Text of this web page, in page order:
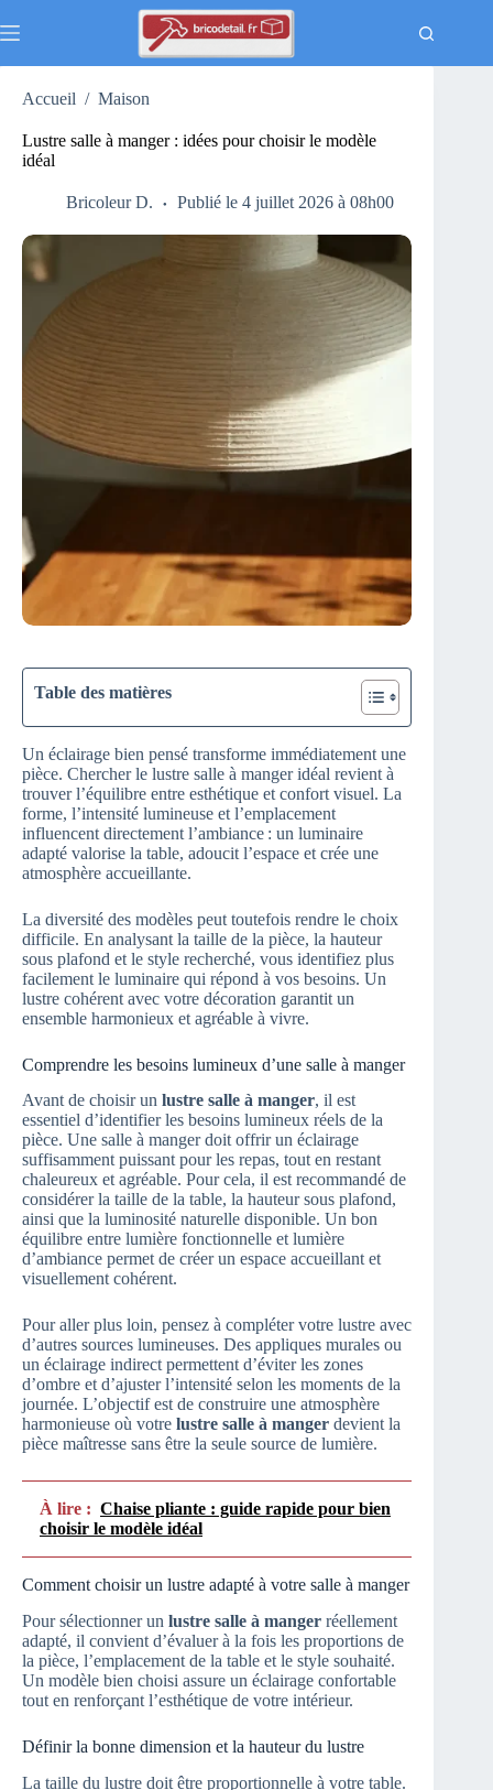
au
Accueil / Maison
Lustre salle à manger : idées pour choisir le modèle
idéal
Bricoleur D. Publié le 4 juillet 2026 à 08h00
Table des matières
Un éclairage bien pensé transforme immédiatement une
pièce. Chercher le lustre salle à manger idéal revient à
trouver l’équilibre entre esthétique et confort visuel. La
forme, l’intensité lumineuse et l’emplacement
influencent directement l’ambiance : un luminaire
adapté valorise la table, adoucit l’espace et crée une
atmosphère accueillante.
La diversité des modèles peut toutefois rendre le choix
difficile. En analysant la taille de la pièce, la hauteur
sous plafond et le style recherché, vous identifiez plus
facilement le luminaire qui répond à vos besoins. Un
lustre cohérent avec votre décoration garantit un
ensemble harmonieux et agréable à vivre.
Comprendre les besoins lumineux d’une salle à manger
Avant de choisir un lustre salle à manger, il est
essentiel d’identifier les besoins lumineux réels de la
pièce. Une salle à manger doit offrir un éclairage
suffisamment puissant pour les repas, tout en restant
chaleureux et agréable. Pour cela, il est recommandé de
considérer la taille de la table, la hauteur sous plafond,
ainsi que la luminosité naturelle disponible. Un bon
équilibre entre lumière fonctionnelle et lumière
d’ambiance permet de créer un espace accueillant et
visuellement cohérent.
Pour aller plus loin, pensez à compléter votre lustre avec
d’autres sources lumineuses. Des appliques murales ou
un éclairage indirect permettent d’éviter les zones
d’ombre et d’ajuster l’intensité selon les moments de la
journée. L’objectif est de construire une atmosphère
harmonieuse où votre lustre salle à manger devient la
pièce maîtresse sans être la seule source de lumière.
À lire : Chaise pliante : guide rapide pour bien
choisir le modèle idéal
Comment choisir un lustre adapté à votre salle à manger
Pour sélectionner un lustre salle à manger réellement
adapté, il convient d’évaluer à la fois les proportions de
la pièce, l’emplacement de la table et le style souhaité.
Un modèle bien choisi assure un éclairage confortable
tout en renforçant l’esthétique de votre intérieur.
Définir la bonne dimension et la hauteur du lustre
La taille du lustre doit être proportionnelle à votre table.